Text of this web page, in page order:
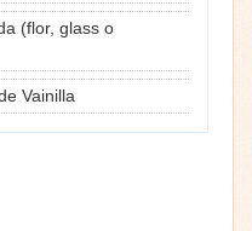
(flor, glass o
Vainilla